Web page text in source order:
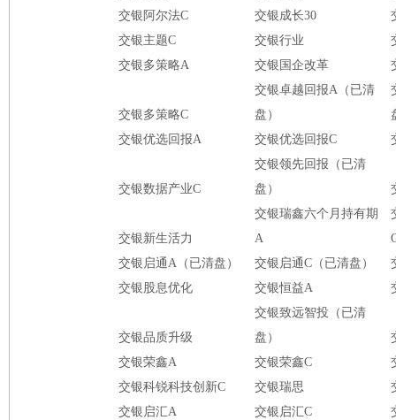
交银阿尔法C
交银成长30
交银主题C
交银行业
交银多策略A
交银国企改革
交银多策略C
交银卓越回报A（已清
盘）
交银优选回报A
交银优选回报C
交银数据产业C
交银领先回报（已清
盘）
交银新生活力
交银瑞鑫六个月持有期
A
交银启通A（已清盘）
交银启通C（已清盘）
交银股息优化
交银恒益A
交银品质升级
交银致远智投（已清
盘）
交银荣鑫A
交银荣鑫C
交银科锐科技创新C
交银瑞思
交银启汇A
交银启汇C